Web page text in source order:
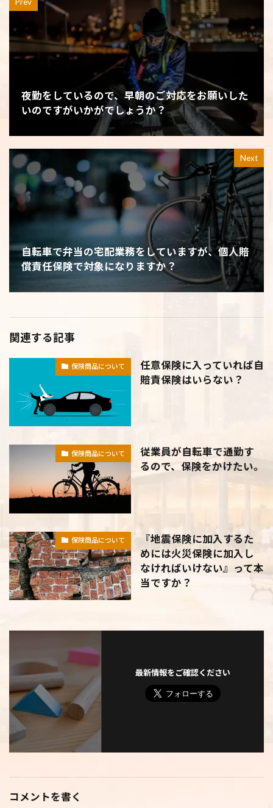
夜勤をしているので、早朝のご対応をお願いした
いのですがいかがでしょうか？
Next
自転車で弁当の宅配業務をしていますが、個人賠
償責任保険で対象になりますか？
関連する記事
保険商品について
任意保険に入っていれば自
賠責保険はいらない？
保険商品について
従業員が自転車で通勤す
るので、保険をかけたい。
保険商品について
『地震保険に加入するた
めには火災保険に加入し
なければいけない』って本
当ですか？
最新情報をご確認ください
コメントを書く